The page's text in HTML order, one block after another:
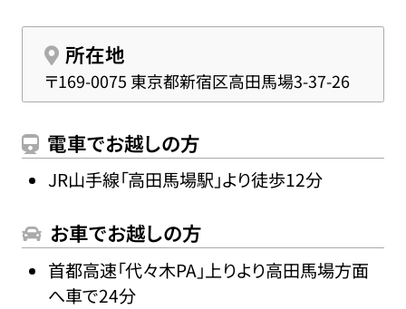
所在地
〒169-0075 東京都新宿区高田馬場3-37-26
電車でお越しの方
JR山手線「高田馬場駅」より徒歩12分
お車でお越しの方
首都高速「代々木PA」上りより高田馬場方面
へ車で24分